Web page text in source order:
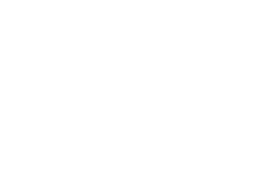
了承ください。
き作成されるも
をご了承くださ
御機器販売店・
ようお願いしま
社の共同利用者
下、フタル酸ジブチ
ない年数を意
要な手段を講じ
これらの製造装
、取り引きをい
ムロン制御